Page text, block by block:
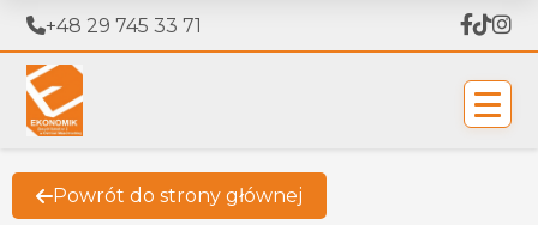
+48 29 745 33 71
Powrót do strony głównej